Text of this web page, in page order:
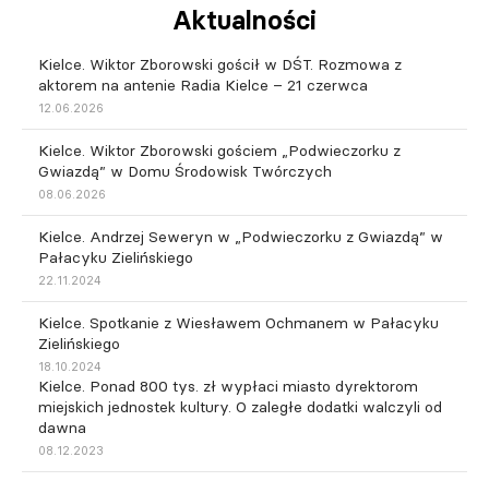
Aktualności
Kielce. Wiktor Zborowski gościł w DŚT. Rozmowa z
aktorem na antenie Radia Kielce – 21 czerwca
12.06.2026
Kielce. Wiktor Zborowski gościem „Podwieczorku z
Gwiazdą” w Domu Środowisk Twórczych
08.06.2026
Kielce. Andrzej Seweryn w „Podwieczorku z Gwiazdą” w
Pałacyku Zielińskiego
22.11.2024
Kielce. Spotkanie z Wiesławem Ochmanem w Pałacyku
Zielińskiego
18.10.2024
Kielce. Ponad 800 tys. zł wypłaci miasto dyrektorom
miejskich jednostek kultury. O zaległe dodatki walczyli od
dawna
08.12.2023